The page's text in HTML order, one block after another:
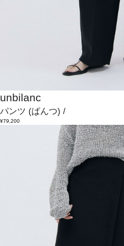
unbilanc
パンツ (ぱんつ) /
¥79,200